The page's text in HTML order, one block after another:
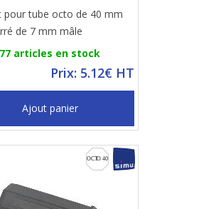
pour tube octo de 40 mm
de 7 mm mâle
77 articles en stock
Prix: 5.12€ HT
Ajout panier